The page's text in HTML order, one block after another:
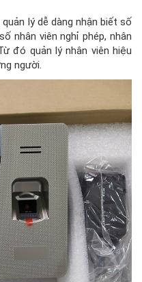
lý dễ dàng nhận biết số
nhân viên nghỉ phép, nhân
đó quản lý nhân viên hiệu
người.